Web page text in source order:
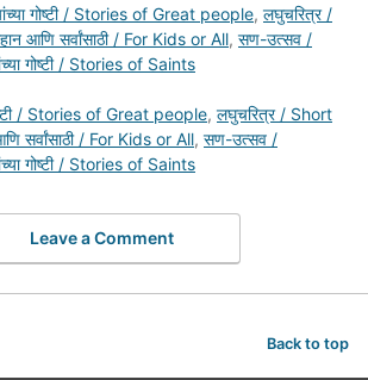
गोष्टी / Stories of Great people, लघुचरित्र /
आणि सर्वांसाठी / For Kids or All, सण-उत्सव /
गोष्टी / Stories of Saints
/ Stories of Great people, लघुचरित्र / Short
सर्वांसाठी / For Kids or All, सण-उत्सव /
गोष्टी / Stories of Saints
Leave a Comment
Back to top